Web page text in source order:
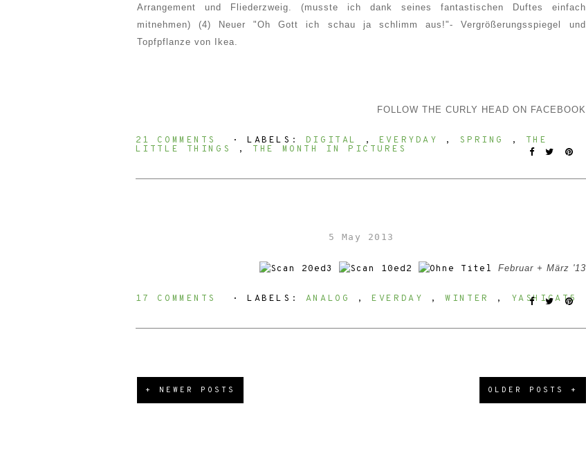
Arrangement und Fliederzweig. (musste ich dank seines fantastischen Duftes einfach
mitnehmen) (4) Neuer "Oh Gott ich schau ja schlimm aus !"- Vergrößerungsspiegel
und
Topfpflanze von Ikea
FOLLOW THE CURLY HEAD ON FACEBOOK
21 COMMENTS ⋅ LABELS: DIGITAL , EVERYDAY , SPRING , THE
LITTLE THINGS
, THE MONTH IN PICTURES
5 May 2013
Februar + März '13
17 COMMENTS ⋅ LABELS: ANALOG , EVERDAY ,WINTER , YASHICAT5
+ NEWER POSTS OLDER POSTS +